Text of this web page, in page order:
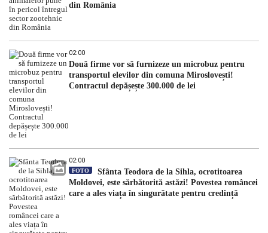
din România
02:00
Două firme vor să furnizeze un microbuz pentru
transportul elevilor din comuna Miroslovești!
Contractul depășește 300.000 de lei
02:00
FOTO
Sfânta Teodora de la Sihla, ocrotitoarea
Moldovei, este sărbătorită astăzi! Povestea româncei
care a ales viața în singurătate pentru credință